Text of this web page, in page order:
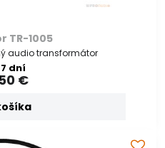
TR-1005
audio transformátor
dní
€